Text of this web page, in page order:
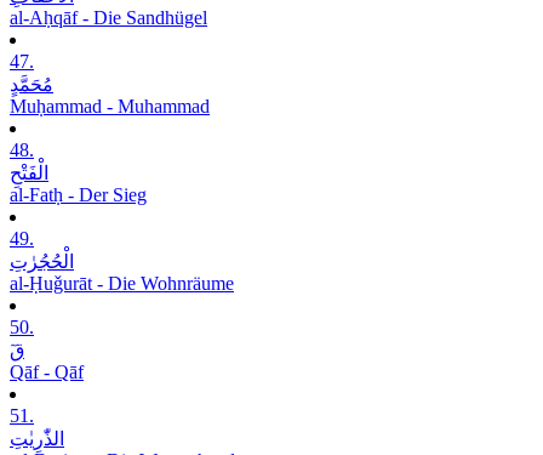
al-Aḥqāf - Die Sandhügel
47.
مُحَمَّدٍ
Muḥammad - Muhammad
48.
الْفَتْحِ
al-Fatḥ - Der Sieg
49.
الْحُجُرٰتِ
al-Ḥuǧurāt - Die Wohnräume
50.
قٓ
Qāf - Qāf
51.
الذّٰرِیٰتِ